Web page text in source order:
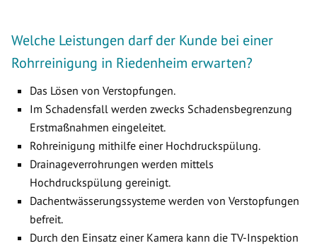
Welche Leistungen darf der Kunde bei einer
Rohrreinigung in Riedenheim erwarten?
Das Lösen von Verstopfungen.
Im Schadensfall werden zwecks Schadensbegrenzung
Erstmaßnahmen eingeleitet.
Rohreinigung mithilfe einer Hochdruckspülung.
Drainageverrohrungen werden mittels
Hochdruckspülung gereinigt.
Dachentwässerungssysteme werden von Verstopfungen
befreit.
Durch den Einsatz einer Kamera kann die TV-Inspektion